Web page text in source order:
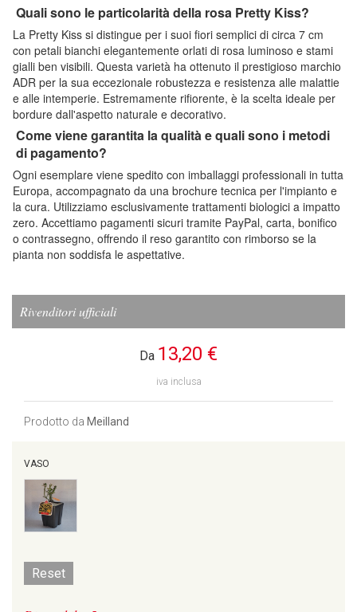
Quali sono le particolarità della rosa Pretty Kiss?
La Pretty Kiss si distingue per i suoi fiori semplici di circa 7 cm
con petali bianchi elegantemente orlati di rosa luminoso e stami
gialli ben visibili. Questa varietà ha ottenuto il prestigioso marchio
ADR per la sua eccezionale robustezza e resistenza alle malattie
e alle intemperie. Estremamente rifiorente, è la scelta ideale per
bordure dall'aspetto naturale e decorativo.
Come viene garantita la qualità e quali sono i metodi
di pagamento?
Ogni esemplare viene spedito con imballaggi professionali in tutta
Europa, accompagnato da una brochure tecnica per l'impianto e
la cura. Utilizziamo esclusivamente trattamenti biologici a impatto
zero. Accettiamo pagamenti sicuri tramite PayPal, carta, bonifico
o contrassegno, offrendo il reso garantito con rimborso se la
pianta non soddisfa le aspettative.
Rivenditori ufficiali
Da 13,20 €
iva inclusa
Prodotto da Meilland
VASO
Reset